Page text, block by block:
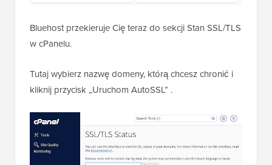
Bluehost przekieruje Cię teraz do sekcji Stan SSL/TLS
w cPanelu.
Tutaj wybierz nazwę domeny, którą chcesz chronić i
kliknij przycisk „Uruchom AutoSSL” .